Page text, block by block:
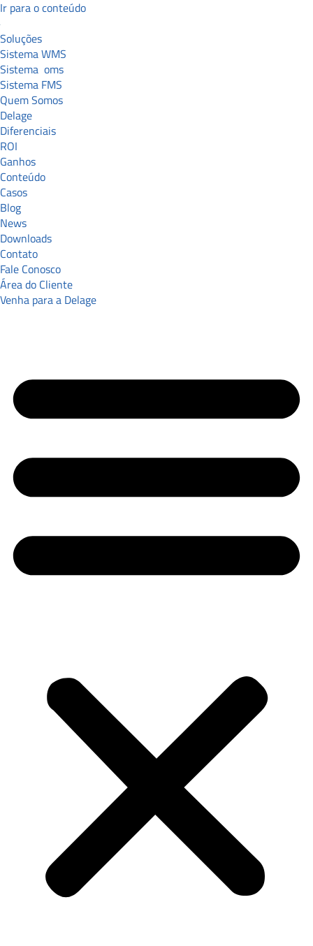
Ir para o conteúdo
Soluções
Sistema WMS
Sistema oms
Sistema FMS
Quem Somos
Delage
Diferenciais
ROI
Ganhos
Conteúdo
Casos
Blog
News
Downloads
Contato
Fale Conosco
Área do Cliente
Venha para a Delage